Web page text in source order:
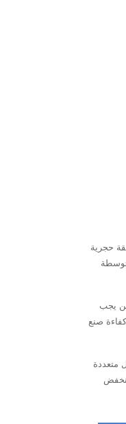
يمكن تشكيل طبقة حجرية
التي تصل إلى 872 طنًا في الساعة (ولكن يجب
بينما يمكن زيادة نسبة التكسير إلى 115، وبالتالي تحسين كفاءة صنع
الفعلي أيضًا بعوامل متعددة
قد ينخفض